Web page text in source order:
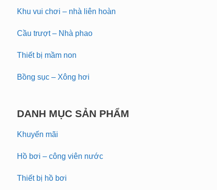
Khu vui chơi – nhà liên hoàn
Cầu trượt – Nhà phao
Thiết bị mầm non
Bồng sục – Xông hơi
DANH MỤC SẢN PHẨM
Khuyến mãi
Hồ bơi – công viên nước
Thiết bị hồ bơi